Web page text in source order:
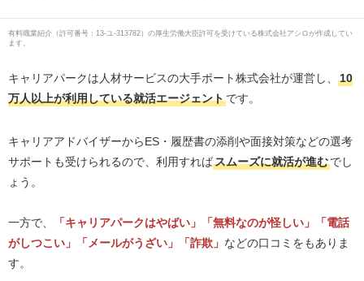
有料職業紹介（許可番号：13-ユ-313782）の厚生労働大臣許可を受けている株式会社アシロが作成してい
ます。
キャリアパークは人材サービスの大手ポート株式会社が運営し、
10
万人以上が利用している就活エージェントです。
キャリアアドバイザーからES・履歴書の添削や面接対策などの選考
サポートも受けられるので、利用すればスムーズに就活が進むでし
ょう。
一方で、 「キャリアパークはやばい」「無料なのが怪しい」「電話
がしつこい」「メールがうざい」「詐欺」 などの口コミをもありま
す。